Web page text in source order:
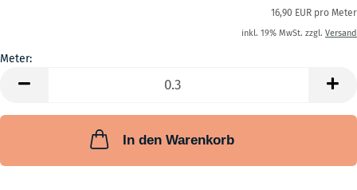
16,90 EUR pro Meter
inkl. 19% MwSt. zzgl. Versand
Meter:
In den Warenkorb